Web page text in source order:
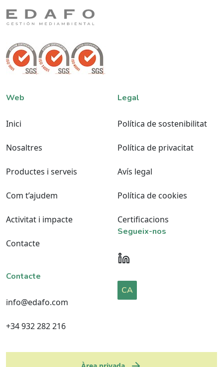
Web
Inici
Nosaltres
Productes i serveis
Com t’ajudem
Activitat i impacte
Contacte
Legal
Política de sostenibilitat
Política de privacitat
Avís legal
Política de cookies
Certificacions
Contacte
info@edafo.com
+34 932 282 216
Segueix-nos
CA